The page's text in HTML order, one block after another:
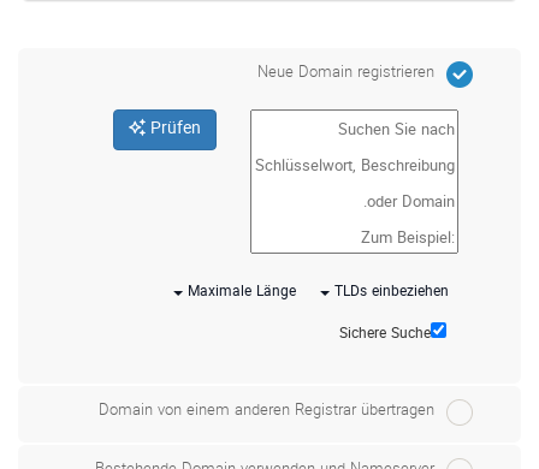
Neue Domain registrieren
Prüfen
TLDs einbeziehen
Maximale Länge
Sichere Suche
Domain von einem anderen Registrar übertragen